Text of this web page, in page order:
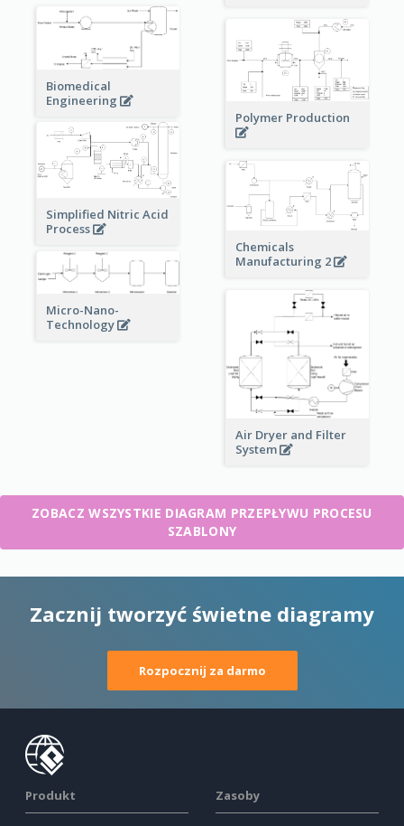
Biomedical
Engineering
Polymer Production
Simplified Nitric Acid
Process
Chemicals
Manufacturing 2
Micro-Nano-
Technology
Air Dryer and Filter
System
ZOBACZ WSZYSTKIE DIAGRAM PRZEPŁYWU PROCESU
SZABLONY
Zacznij tworzyć świetne diagramy
Rozpocznij za darmo
Produkt Zasoby